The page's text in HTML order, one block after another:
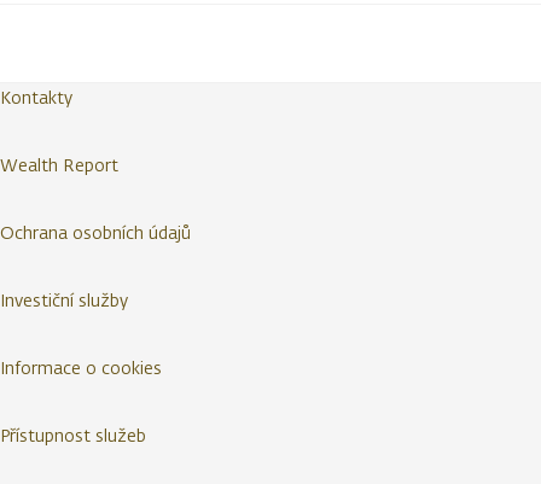
Kontakty
Wealth Report
Ochrana osobních údajů
Investiční služby
Informace o cookies
Přístupnost služeb